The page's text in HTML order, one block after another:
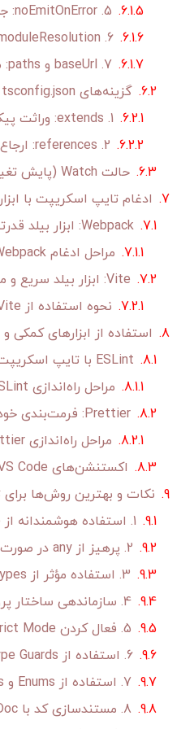
5. noEmitOnError: جلوگیری از انتشار در صورت خطا
6. moduleResolution: استراتژی حل ماژول
7. baseUrl و paths: مسیرهای مطلق و میانبر
گزینه‌های Root tsconfig.json:
1. extends: وراثت پیکربندی
2. references: ارجاع به پروژه‌ها
حالت Watch (پایش تغییرات):
ادغام تایپ اسکریپت با
Webpack: ابزار بیلد قدرتمند و محبوب
مراحل ادغام Webpack با TypeScript:
Vite: ابزار بیلد سریع و مدرن
نحوه استفاده از Vite با TypeScript:
استفاده از ابزارهای
ESLint با تایپ اسکریپت: کیفیت و یکپارچگی کد
مراحل راه‌اندازی ESLint با تایپ اسکریپت:
Prettier: فرمت‌بندی خودکار کد
مراحل راه‌اندازی Prettier با تایپ اسکریپت:
اکستنشن‌های VS Code (تکمیل):
نکات و بهترین روش‌ها برای
1. استفاده هوشمندانه از Type Inference در مقابل Explicit Types
2. پرهیز از any در صورت امکان
3. استفاده مؤثر از Union Types و Intersection Types
4. سازماندهی ساختار پروژه و فایل‌های .d.ts
5. فعال کردن Strict Mode
6. استفاده از Type Guards و Type Assertions با احتیاط
7. استفاده از Enums و Const Enums
8. مستندسازی کد با JSDoc